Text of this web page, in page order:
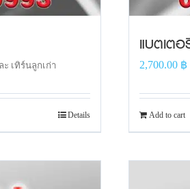
เทิร์นลูกเก่า
Details
แบตเต
2,700.00 ฿
Add to cart